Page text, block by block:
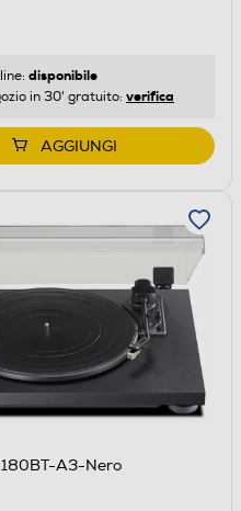
disponibile
in 30' gratuito: verifica
AGGIUNGI
A3-Nero